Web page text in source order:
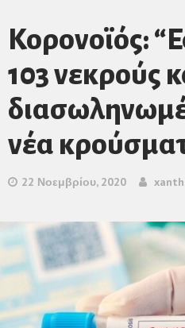
Κορονοϊός:
103 νεκρούς
νέα
22 Νοεμβρίου, 2020